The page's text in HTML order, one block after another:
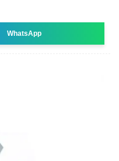
WhatsApp